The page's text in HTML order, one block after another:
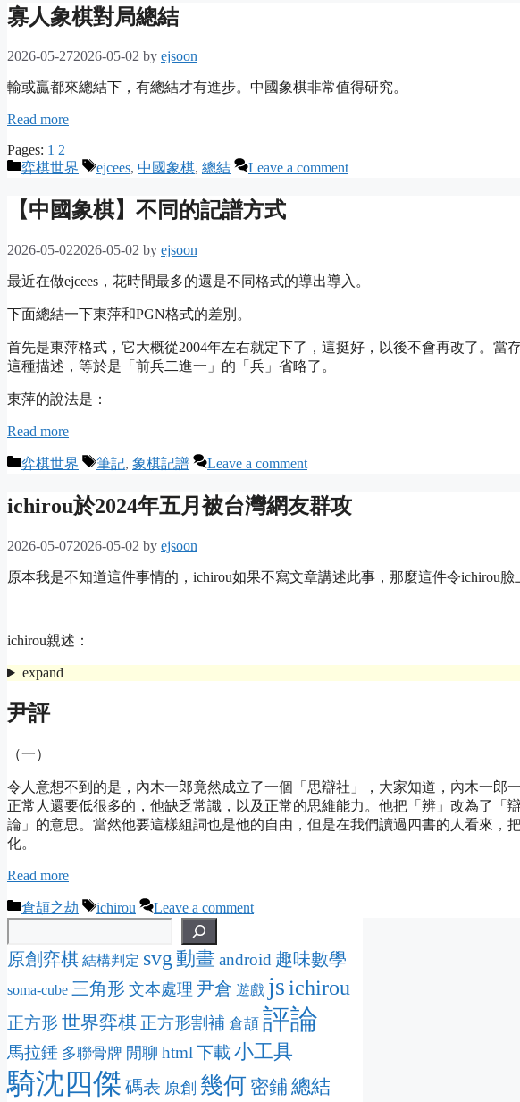
寡人象棋對局總結
2026-05-272026-05-02 by ejsoon
輸或贏都來總結下，有總結才有進步。中國象棋非常值得研究。
Read more
Pages: 1 2
Categories
弈棋世界 Tags
ejcees, 中國象棋, 總結 Leave a comment
【中國象棋】不同的記譜方式
2026-05-022026-05-02 by ejsoon
最近在做ejcees，花時間最多的還是不同格式的導出導入。
下面總結一下東萍和PGN格式的差別。
首先是東萍格式，它大概從2004年左右就定下了，這挺好，以後不會再改了。當
這種描述，等於是「前兵二進一」的「兵」省略了。
東萍的說法是：
Read more
Categories
弈棋世界 Tags
筆記, 象棋記譜 Leave a comment
ichirou於2024年五月被台灣網友群攻
2026-05-072026-05-02 by ejsoon
原本我是不知道這件事情的，ichirou如果不寫文章講述此事，那麼這件令ichirou
ichirou親述：
expand
尹評
（一）
令人意想不到的是，內木一郎竟然成立了一個「思辯社」，大家知道，內木一郎
正常人還要低很多的，他缺乏常識，以及正常的思維能力。他把「辨」改為了「
論」的意思。當然他要這樣組詞也是他的自由，但是在我們讀過四書的人看來，
化。
Read more
Categories
倉頡之劫 Tags
ichirou Leave a comment
原創弈棋 結構判定 svg 動畫 android 趣味數學
soma-cube 三角形 文本處理 尹倉 遊戲 js ichirou
正方形 世界弈棋 正方形割補 倉頡 評論
馬拉錘 多聯骨牌 閒聊 html 下載 小工具
騎沈四傑 碼表 原創 幾何 密鋪總結